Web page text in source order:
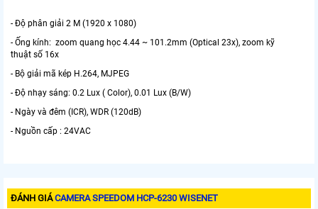
- Độ phân giải 2 M (1920 x 1080)
- Ống kính: zoom quang học 4.44 ~ 101.2mm (Optical 23x), zoom kỹ
thuật số 16x
- Bộ giải mã kép H.264, MJPEG
- Độ nhạy sáng: 0.2 Lux ( Color), 0.01 Lux (B/W)
- Ngày và đêm (ICR), WDR (120dB)
- Nguồn cấp : 24VAC
ĐÁNH GIÁCAMERA SPEEDOM HCP-6230 WISENET